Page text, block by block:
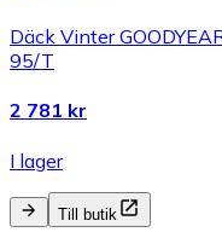
Däck Vinter
95/T
2 781 kr
I lager
Till butik